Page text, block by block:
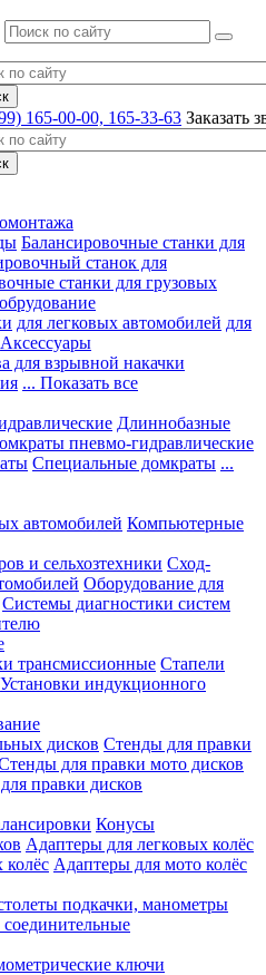
165-00-00, 165-33-63 Заказать
Балансировочные станки для
станок для
станки для грузовых
для легковых автомобилей для
Аксессуары
для взрывной накачки
... Показать все
Длиннобазные
пневмо-гидравлические
Специальные домкраты ...
автомобилей Компьютерные
и сельхозтехники Сход-
Оборудование для
Системы диагностики систем
трансмиссионные Стапели
Установки индукционного
дисков Стенды для правки
для правки мото дисков
правки дисков
Конусы
Адаптеры для легковых колёс
колёс Адаптеры для мото колёс
подкачки, манометры
ключи